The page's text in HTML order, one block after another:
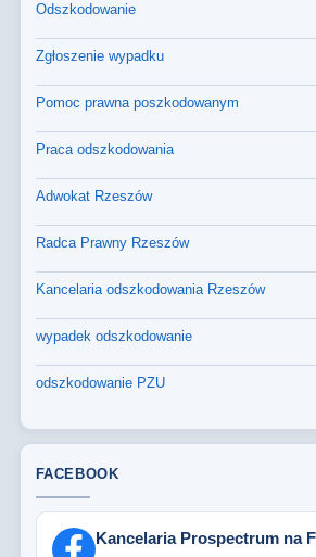
Odszkodowanie
Zgłoszenie wypadku
Pomoc prawna poszkodowanym
Praca odszkodowania
Adwokat Rzeszów
Radca Prawny Rzeszów
Kancelaria odszkodowania Rzeszów
wypadek odszkodowanie
odszkodowanie PZU
FACEBOOK
Kancelaria Prospectrum na